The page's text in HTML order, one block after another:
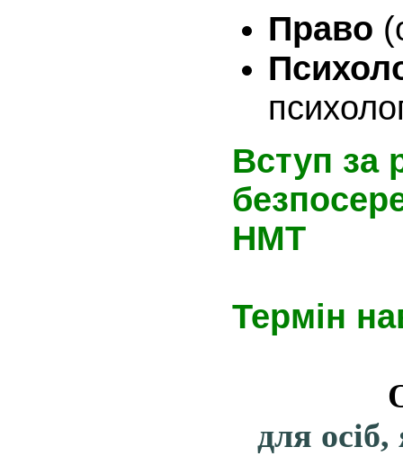
Право
Вступ за
НМТ
Термін
для